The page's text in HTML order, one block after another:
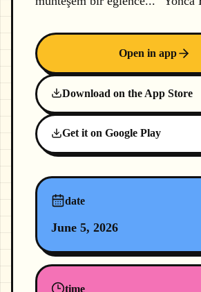
Open in app
Download on the App Store
Get it on Google Play
date
June 5, 2026
time